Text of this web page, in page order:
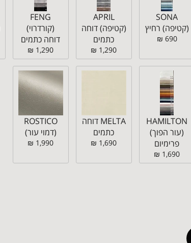
SONA
(קטיפה) רחיץ
690 ₪
APRIL
(קטיפה) דוחה
כתמים
1,290 ₪
FENG
(קורדרוי)
דוחה כתמים
1,290 ₪
HAMILTON
(עור הפוך)
פרימיום
1,690 ₪
MELTA דוחה
כתמים
1,690 ₪
ROSTICO
(דמוי עור)
1,990 ₪